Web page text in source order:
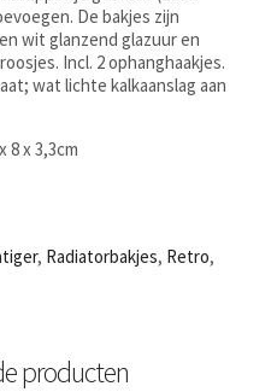
De bakjes zijn
wit glanzend glazuur en
Incl. 2 ophanghaakjes.
wat lichte kalkaanslag aan
8 x 3,3cm
, Radiatorbakjes, Retro,
producten